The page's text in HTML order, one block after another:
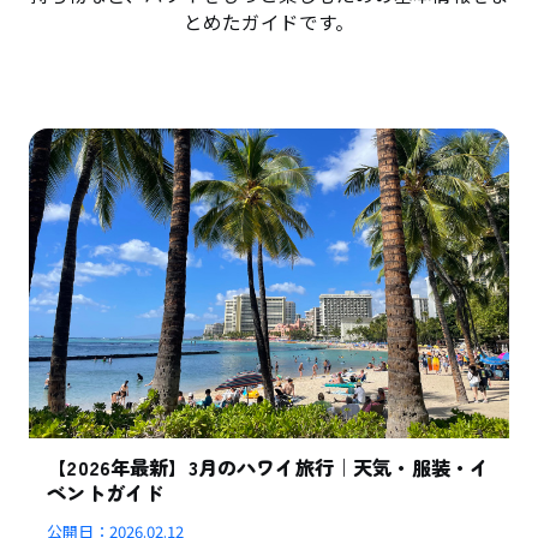
とめたガイドです。
【2026年最新】3月のハワイ旅行｜天気・服装・イ
ベントガイド
公開日：2026.02.12